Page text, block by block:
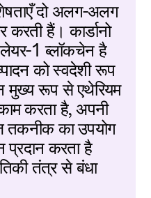
दो अलग-अलग
हैं। कार्डानो
1 ब्लॉकचेन है
को स्वदेशी रूप
मुख्य रूप से एथेरियम
करता है, अपनी
तकनीक का उपयोग
करता है
तंत्र से बंधा